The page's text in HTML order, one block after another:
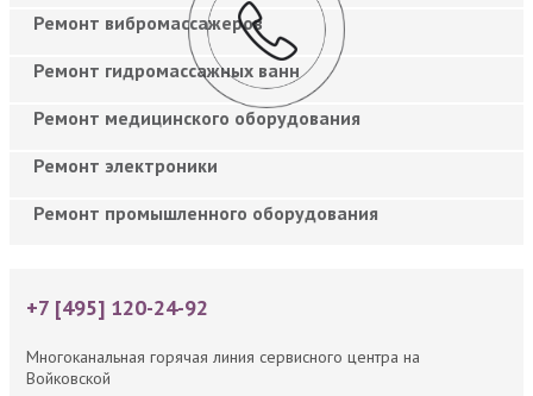
Ремонт вибромассажеров
Ремонт гидромассажных ванн
Ремонт медицинского оборудования
Ремонт электроники
Ремонт промышленного оборудования
+7 [495] 120-24-92
Многоканальная горячая линия сервисного центра на
Войковской